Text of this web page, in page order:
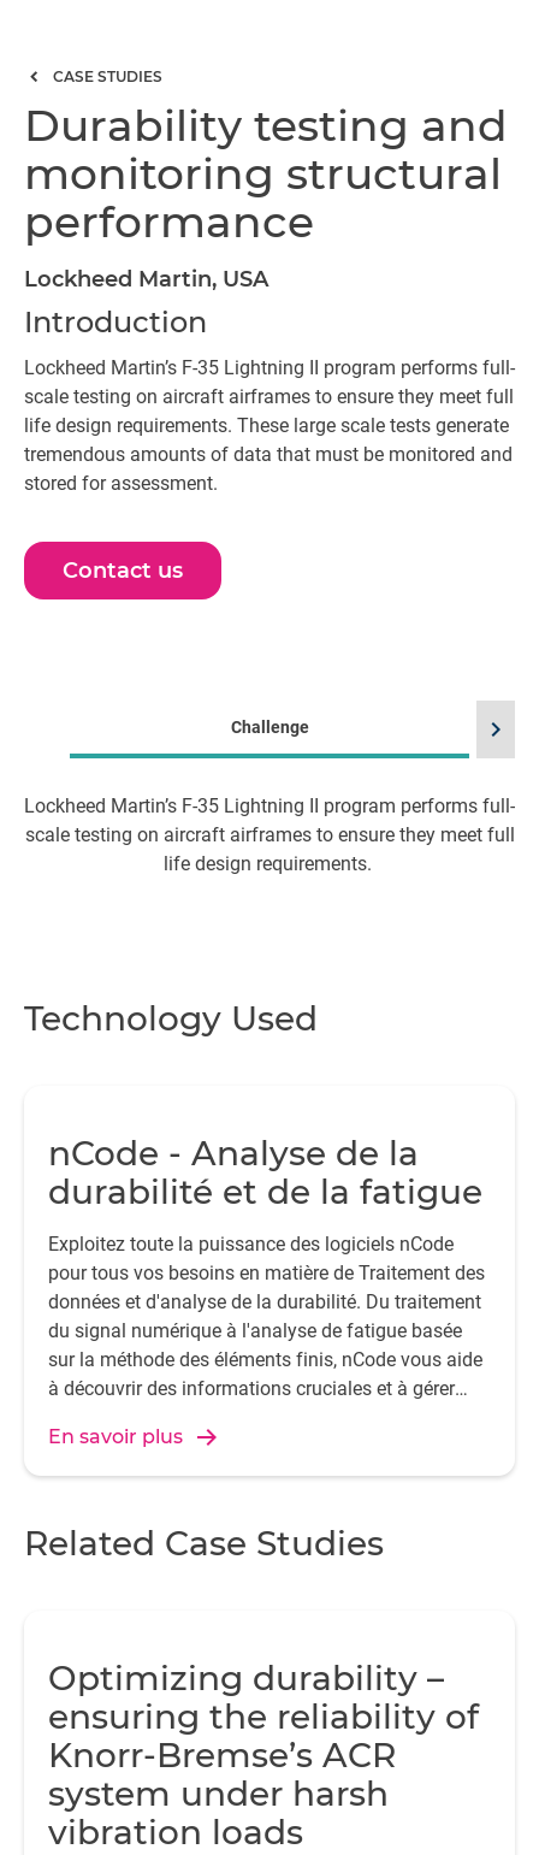
CASE STUDIES
Durability testing and
monitoring structural
performance
Lockheed Martin, USA
Introduction
Lockheed Martin’s F-35 Lightning II program performs full-
scale testing on aircraft airframes to ensure they meet full
life design requirements. These large scale tests generate
tremendous amounts of data that must be monitored and
stored for assessment.
Contact us
Challenge
Lockheed Martin’s F-35 Lightning II program performs full-
scale testing on aircraft airframes to ensure they meet full
life design requirements.
chevron_right
Technology Used
nCode - Analyse de la
durabilité et de la fatigue
Exploitez toute la puissance des logiciels nCode
pour tous vos besoins en matière de Traitement des
données et d'analyse de la durabilité. Du traitement
du signal numérique à l'analyse de fatigue basée
sur la méthode des éléments finis, nCode vous aide
à découvrir des informations cruciales et à gérer
En savoir plus
Related Case Studies
Optimizing durability –
ensuring the reliability of
Knorr-Bremse’s ACR
system under harsh
vibration loads